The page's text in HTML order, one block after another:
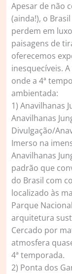
Apesar de não
(ainda!), o
perdem em
paisagens de
oferecemos
inesquecíveis.
onde a 4ª
ambientada:
1) Anavilhanas
Anavilhanas
Divulgação/
Imerso na
Anavilhanas
padrão que
do Brasil com
localizado às
Parque
arquitetura
Cercado por
atmosfera
4ª temporada.
2) Ponta dos